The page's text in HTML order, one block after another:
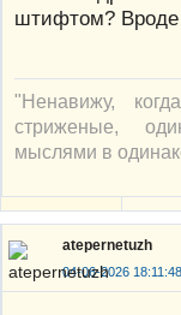
штифтом? Вроде
"Ненавижу,
стриженые,
мыслями в
atepernetuzh
04-06-2026 18:11:48